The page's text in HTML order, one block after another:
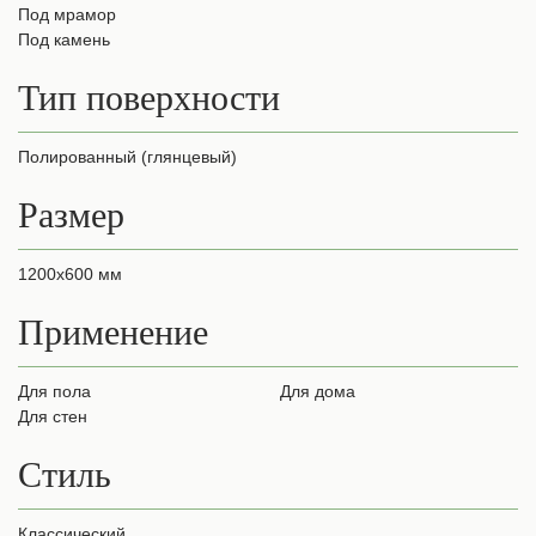
Под мрамор
Под камень
Тип поверхности
Полированный (глянцевый)
Размер
1200х600 мм
Применение
для пола
для стен
для дома
Стиль